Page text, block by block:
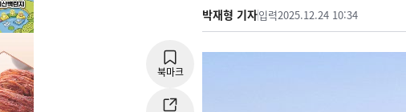
박재형 기자입력2025.12.24 10:34
북마크